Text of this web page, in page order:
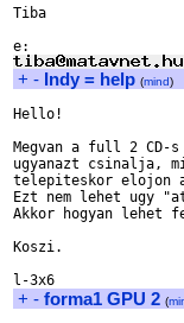
Tiba
+ - Indy = help (mind)
Hello!
Megvan a full 2 CD-
ugyanazt csinalja,
telepiteskor elojon
Ezt nem lehet ugy
Akkor hogyan lehet
Koszi.
+ - forma1 GPU 2 (